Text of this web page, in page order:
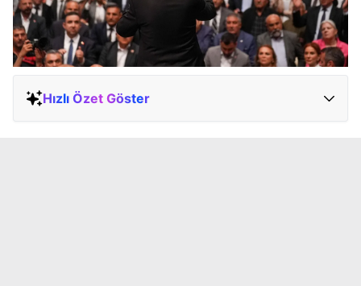
Hızlı Özet Göster